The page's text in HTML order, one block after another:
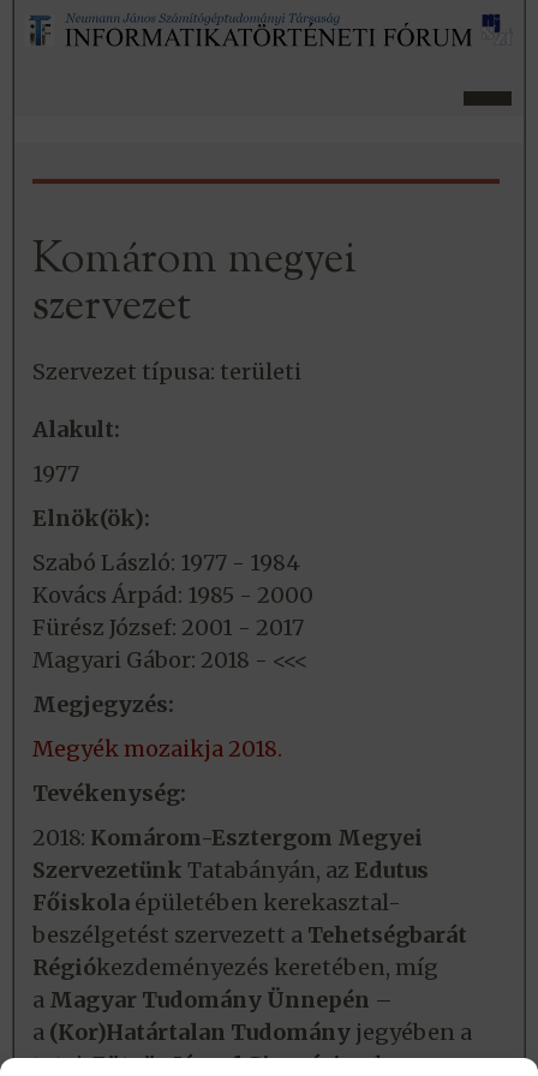
Komárom megyei
szervezet
Szervezet típusa: területi
Alakult:
1977
Elnök(ök):
Szabó László: 1977 - 1984
Kovács Árpád: 1985 - 2000
Fürész József: 2001 - 2017
Magyari Gábor: 2018 - <<<
Megjegyzés:
Megyék mozaikja 2018.
Tevékenység:
2018: Komárom-Esztergom Megyei
Szervezetünk Tatabányán, az Edutus
Főiskola épületében kerekasztal-
beszélgetést szervezett a Tehetségbarát
Régiókezdeményezés keretében, míg
a Magyar Tudomány Ünnepén –
a (Kor)Határtalan Tudomány jegyében a
tataiEötvös József Gimnáziumban